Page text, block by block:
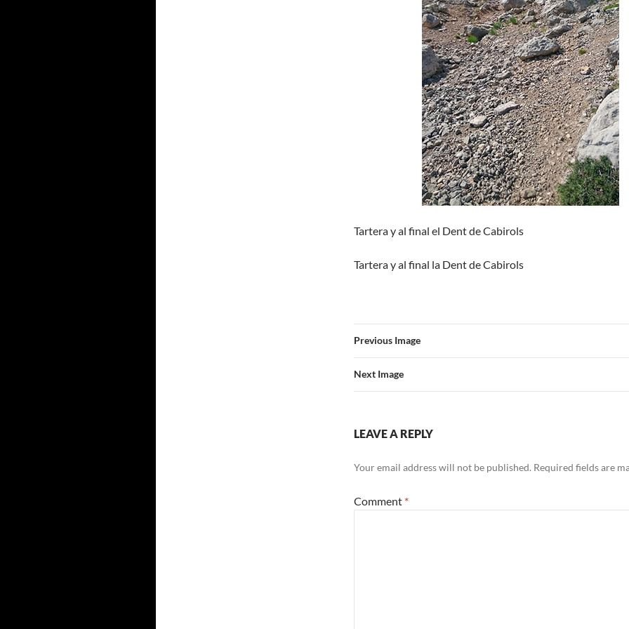
Tartera y al final el Dent de Cabirols
Tartera y al final la Dent de Cabirols
Previous Image
Next Image
LEAVE A REPLY
Your email address will not be published. Required fields are
Comment *